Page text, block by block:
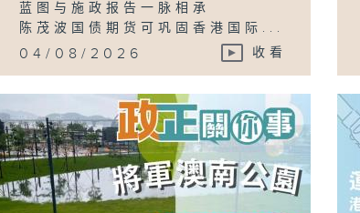
蓝图与施政报告一脉相承
陈茂波国债期货可巩固香港国际...
04/08/2026 收看